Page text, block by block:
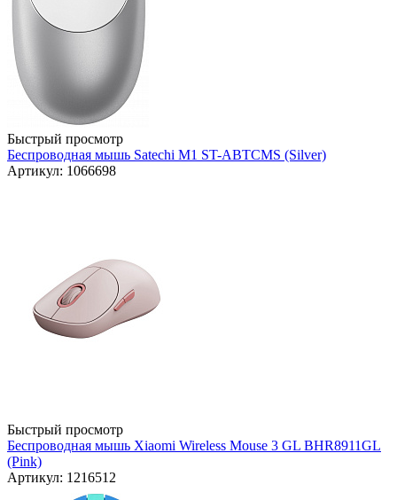
Быстрый просмотр
Беспроводная мышь Satechi M1 ST-ABTCMS (Silver)
Артикул: 1066698
Быстрый просмотр
Беспроводная мышь Xiaomi Wireless Mouse 3 GL BHR8911GL
(Pink)
Артикул: 1216512